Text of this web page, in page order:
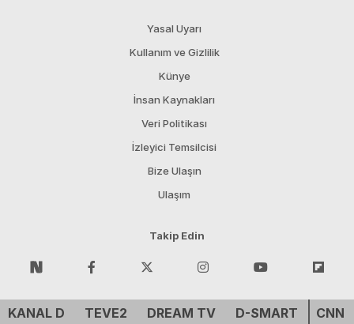
Yasal Uyarı
Kullanım ve Gizlilik
Künye
İnsan Kaynakları
Veri Politikası
İzleyici Temsilcisi
Bize Ulaşın
Ulaşım
Takip Edin
KANAL D TEVE2 DREAM TV D-SMART CNN